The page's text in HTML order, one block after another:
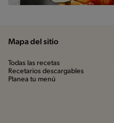
Mapa del sitio
Todas las recetas
Recetarios descargables
Planea tu menú